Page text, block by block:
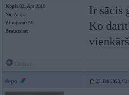
Kopš: 02. Apr 2018
No: Aloja
Ziņojumi: 56
Braucu ar:
Ir sācis
Ko
depo 23. Feb 2023,